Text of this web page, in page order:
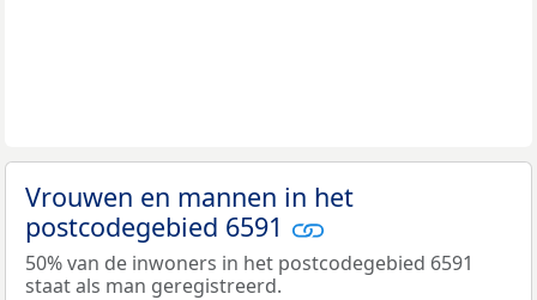
Vrouwen en mannen in het
postcodegebied 6591
50% van de inwoners in het postcodegebied 6591
staat als man geregistreerd.